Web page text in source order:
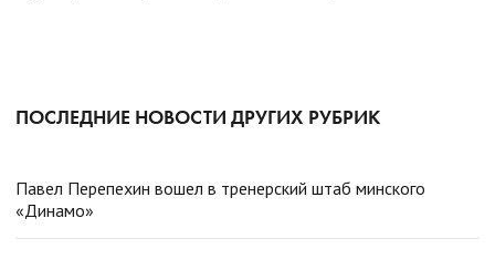
ПОСЛЕДНИЕ НОВОСТИ ДРУГИХ РУБРИК
Павел Перепехин вошел в тренерский штаб минского
«Динамо»